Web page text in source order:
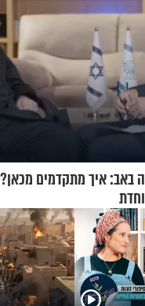
באב: איך מתקדמים